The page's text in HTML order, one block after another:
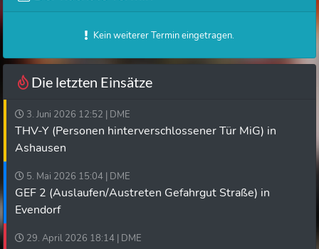
Kein weiterer Termin eingetragen.
Die letzten Einsätze
3. Juni 2026 12:52 | DME
THV-Y (Personen hinterverschlossener Tür MiG) in
Ashausen
5. Mai 2026 15:04 | DME
GEF 2 (Auslaufen/Austreten Gefahrgut Straße) in
Evendorf
29. April 2026 18:14 | DME